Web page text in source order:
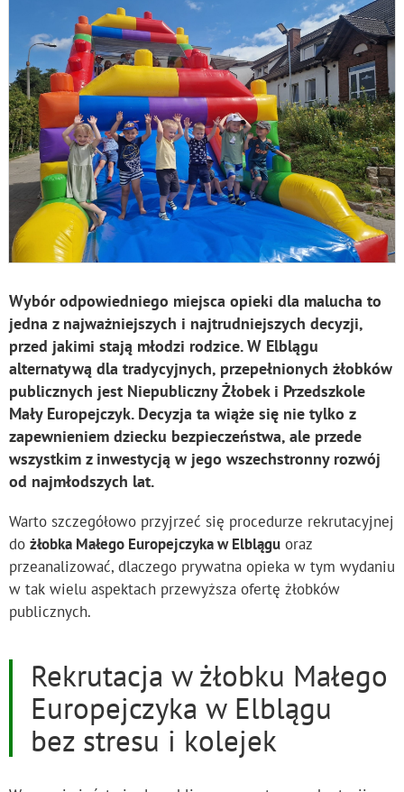
Wybór odpowiedniego miejsca opieki dla malucha to
jedna z najważniejszych i najtrudniejszych decyzji,
przed jakimi stają młodzi rodzice. W Elblągu
alternatywą dla tradycyjnych, przepełnionych żłobków
publicznych jest Niepubliczny Żłobek i Przedszkole
Mały Europejczyk. Decyzja ta wiąże się nie tylko z
zapewnieniem dziecku bezpieczeństwa, ale przede
wszystkim z inwestycją w jego wszechstronny rozwój
od najmłodszych lat.
Warto szczegółowo przyjrzeć się procedurze rekrutacyjnej
do żłobka Małego Europejczyka w Elblągu oraz
przeanalizować, dlaczego prywatna opieka w tym wydaniu
w tak wielu aspektach przewyższa ofertę żłobków
publicznych.
Rekrutacja w żłobku Małego
Europejczyka w Elblągu
bez stresu i kolejek